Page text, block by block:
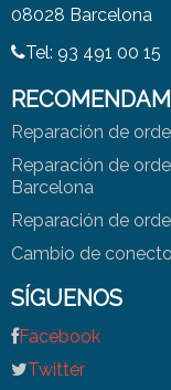
08028 Barcelona
Tel: 93 491 00 15
Reparación de
Reparación de
Barcelona
Reparación de
Cambio de
SÍGUENOS
Facebook
Twitter